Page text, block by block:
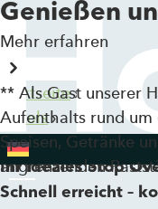
Toggle Menu
Genießen
Mehr erfahren
** Als Gast unserer
Aufenthalts rund
Speisen, Getränke
angrenzenden
Startseite›
Hotels ›
Baden-Baden
Ihr idealesStop
Schnell
erreicht –